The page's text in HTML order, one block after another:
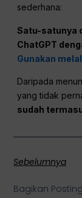
sederhana:
Satu-satunya
ChatGPT
Gunakan
Daripada
yang tidak
sudah
Sebelumnya
Bagikan